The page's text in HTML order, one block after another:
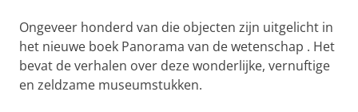
Ongeveer honderd van die objecten zijn uitgelicht in
het nieuwe boek Panorama van de wetenschap . Het
bevat de verhalen over deze wonderlijke, vernuftige
en zeldzame museumstukken.